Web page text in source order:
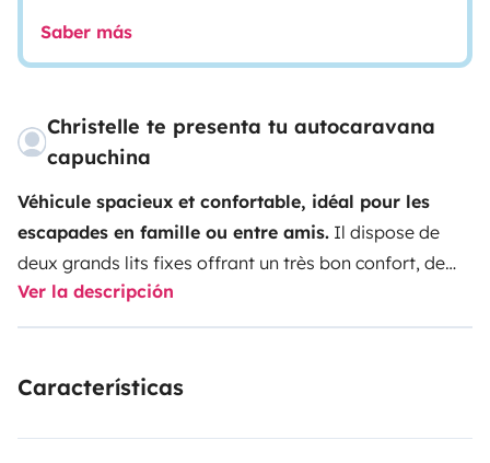
Saber más
Christelle te presenta tu autocaravana
capuchina
Véhicule spacieux et confortable, idéal pour les
escapades en famille ou entre amis. Il dispose de
deux grands lits fixes offrant un très bon confort, de
nombreux rangements pratiques, ainsi que d’un coin
cuisine entièrement équipé (plaque de cuisson, four,
cinquième place est peu confortable et contraignante,
Ver la descripción
Características